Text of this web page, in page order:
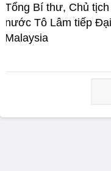
Tổng Bí thư, Chủ tịch
nước Tô Lâm tiếp
Malaysia